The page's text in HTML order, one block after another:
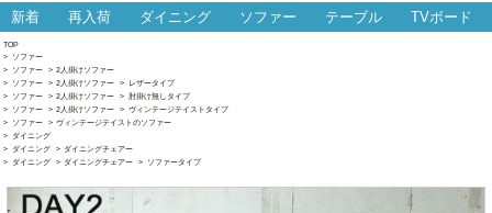
新着 再入荷 ダイニング ソファー テーブル TVボード
TOP
> ソファー
> ソファー > 2人掛けソファー
> ソファー > 2人掛けソファー > レザータイプ
> ソファー > 2人掛けソファー > 肘掛け無しタイプ
> ソファー > 2人掛けソファー > ヴィンテージテイストタイプ
> ソファー > ヴィンテージテイストのソファー
> ダイニング
> ダイニング > ダイニングチェアー
> ダイニング > ダイニングチェアー > ソファータイプ